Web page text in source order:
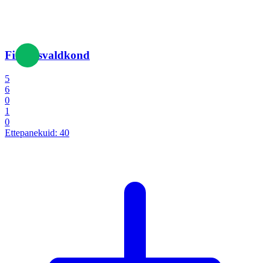
Finantsvaldkond
5
6
0
1
0
Ettepanekuid: 40